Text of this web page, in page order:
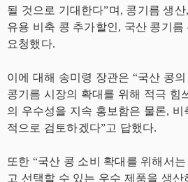
될 것으로 기대한다”며, 콩기름 생
유용 비축 콩 추가할인, 국산 콩기
요청했다.
이에 대해 송미령 장관은 “국산 콩
콩기름 시장의 확대를 위해 적극 힘
의 우수성을 지속 홍보함은 물론, 비
적으로 검토하겠다”고 답했다.
또한 “국산 콩 소비 확대를 위해서
고 선택할 수 있는 우수 제품을 생